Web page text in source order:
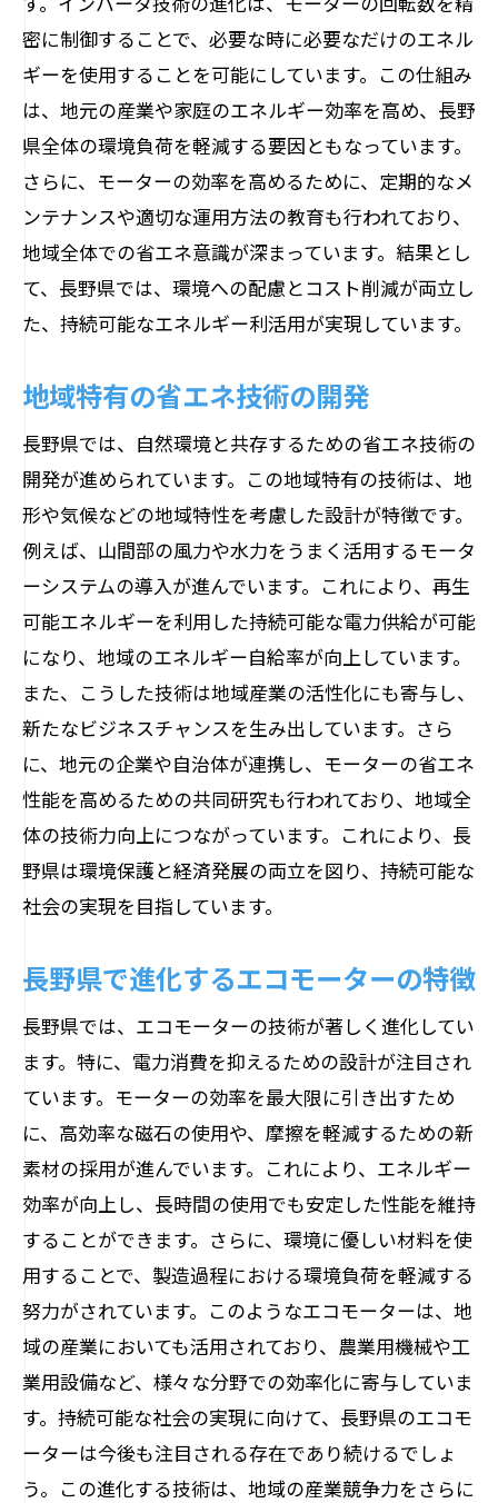
密に制御することで、必要な時に必要なだけのエネル
ギーを使用することを可能にしています。この仕組み
は、地元の産業や家庭のエネルギー効率を高め、長野
県全体の環境負荷を軽減する要因ともなっています。
さらに、モーターの効率を高めるために、定期的なメ
ンテナンスや適切な運用方法の教育も行われており、
地域全体での省エネ意識が深まっています。結果とし
て、長野県では、環境への配慮とコスト削減が両立し
た、持続可能なエネルギー利活用が実現しています。
地域特有の省エネ技術の開発
長野県では、自然環境と共存するための省エネ技術の
開発が進められています。この地域特有の技術は、地
形や気候などの地域特性を考慮した設計が特徴です。
例えば、山間部の風力や水力をうまく活用するモータ
ーシステムの導入が進んでいます。これにより、再生
可能エネルギーを利用した持続可能な電力供給が可能
になり、地域のエネルギー自給率が向上しています。
また、こうした技術は地域産業の活性化にも寄与し、
新たなビジネスチャンスを生み出しています。さら
に、地元の企業や自治体が連携し、モーターの省エネ
性能を高めるための共同研究も行われており、地域全
体の技術力向上につながっています。これにより、長
野県は環境保護と経済発展の両立を図り、持続可能な
社会の実現を目指しています。
長野県で進化するエコモーターの特徴
長野県では、エコモーターの技術が著しく進化してい
ます。特に、電力消費を抑えるための設計が注目され
ています。モーターの効率を最大限に引き出すため
に、高効率な磁石の使用や、摩擦を軽減するための新
素材の採用が進んでいます。これにより、エネルギー
効率が向上し、長時間の使用でも安定した性能を維持
することができます。さらに、環境に優しい材料を使
用することで、製造過程における環境負荷を軽減する
努力がされています。このようなエコモーターは、地
域の産業においても活用されており、農業用機械や工
業用設備など、様々な分野での効率化に寄与していま
す。持続可能な社会の実現に向けて、長野県のエコモ
ーターは今後も注目される存在であり続けるでしょ
う。この進化する技術は、地域の産業競争力をさらに